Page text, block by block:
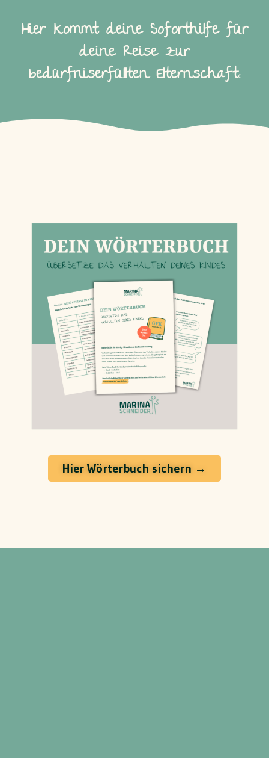
Hier kommt deine Soforthilfe für
deine Reise zur
bedürfniserfüllten Elternschaft:
Hier Wörterbuch sichern →